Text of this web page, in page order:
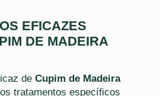
EFICAZES
DE MADEIRA
de Cupim de Madeira
tratamentos específicos